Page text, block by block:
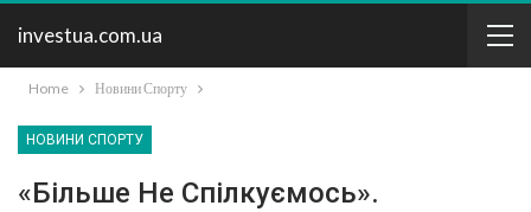
investua.com.ua
Home Новини Спорту
НОВИНИ СПОРТУ
«Більше Не Спілкуємось».